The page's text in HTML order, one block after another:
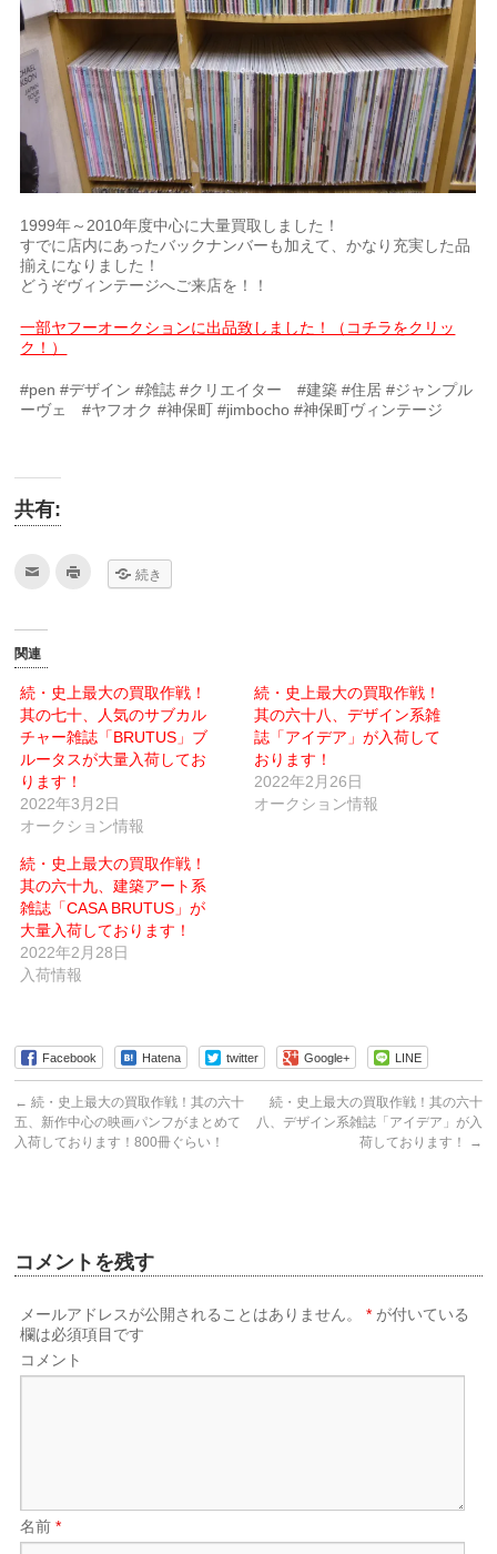
1999年～2010年度中心に大量買取しました！
すでに店内にあったバックナンバーも加えて、かなり充実した品
揃えになりました！
どうぞヴィンテージへご来店を！！
一部ヤフーオークションに出品致しました！（コチラをクリッ
ク！）
#pen #デザイン #雑誌 #クリエイター #建築 #住居 #ジャンプル
ーヴェ #ヤフオク #神保町 #jimbocho #神保町ヴィンテージ
共有:
て
メ
ー
ル
送
信
(新
し
い
ウ
ィ
ン
ウ
で
開
き
ま
す)
し
い
ウ
ィ
ン
ド
ウ
開
き
ま
す)
続き
関連
続・史上最大の買取作戦！
其の七十、人気のサブカル
チャー雑誌「BRUTUS」ブ
ルータスが大量入荷してお
ります！
2022年3月2日
オークション情報
続・史上最大の買取作戦！
其の六十八、デザイン系雑
誌「アイデア」が入荷して
おります！
2022年2月26日
オークション情報
続・史上最大の買取作戦！
其の六十九、建築アート系
雑誌「CASA BRUTUS」が
大量入荷しております！
2022年2月28日
入荷情報
Facebook Hatena twitter Google+ LINE
← 続・史上最大の買取作戦！其の六十
五、新作中心の映画パンフがまとめて
入荷しております！800冊ぐらい！
続・史上最大の買取作戦！其の六十
八、デザイン系雑誌「アイデア」が入
荷しております！
→
コメントを残す
メールアドレスが公開されることはありません。 * が付いている
欄は必須項目です
コメント
名前*